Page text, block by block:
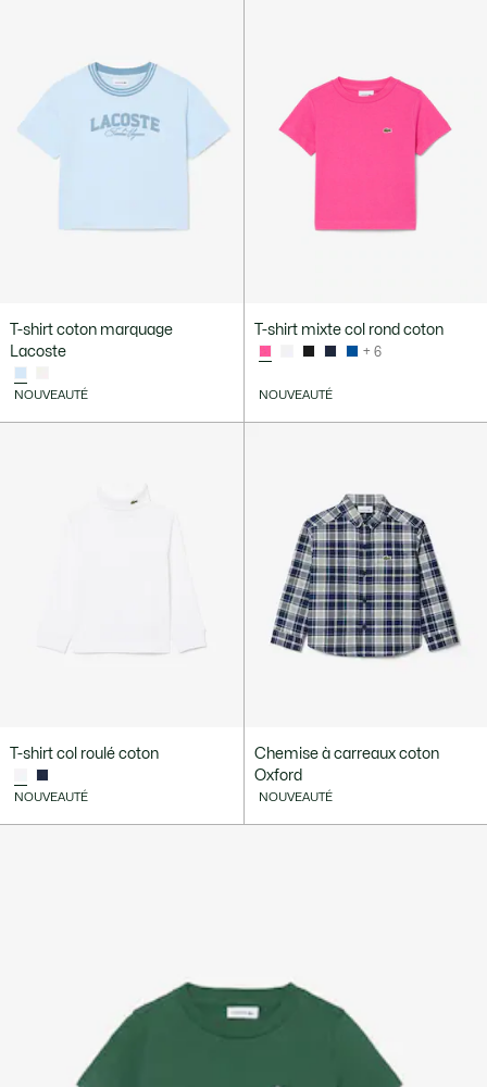
T-shirt coton marquage
Lacoste
NOUVEAUTÉ
T-shirt mixte col rond coton
+ 6
NOUVEAUTÉ
T-shirt col roulé coton
NOUVEAUTÉ
Chemise à carreaux coton
Oxford
NOUVEAUTÉ